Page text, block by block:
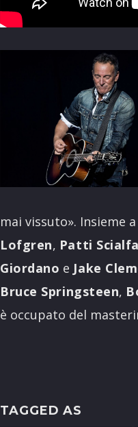
mai vissuto». Insieme a
Lofgren, Patti Scialfa
Giordano e Jake
Bruce Springsteen,
è occupato del
TAGGED AS